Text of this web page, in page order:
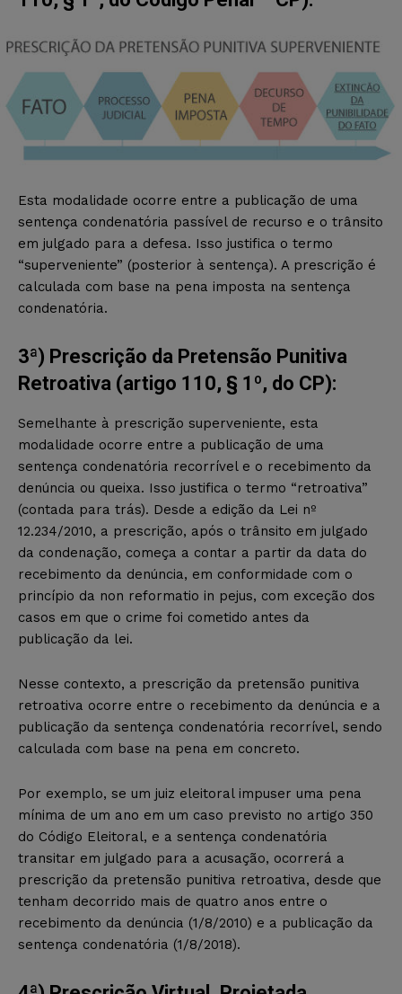
Esta modalidade ocorre entre a publicação de uma
sentença condenatória passível de recurso e o trânsito
em julgado para a defesa. Isso justifica o termo
“superveniente” (posterior à sentença). A prescrição é
calculada com base na pena imposta na sentença
condenatória.
3ª) Prescrição da Pretensão Punitiva
Retroativa (artigo 110, § 1º, do CP):
Semelhante à prescrição superveniente, esta
modalidade ocorre entre a publicação de uma
sentença condenatória recorrível e o recebimento da
denúncia ou queixa. Isso justifica o termo “retroativa”
(contada para trás). Desde a edição da Lei nº
12.234/2010, a prescrição, após o trânsito em julgado
da condenação, começa a contar a partir da data do
recebimento da denúncia, em conformidade com o
princípio da non reformatio in pejus, com exceção dos
casos em que o crime foi cometido antes da
publicação da lei.
Nesse contexto, a prescrição da pretensão punitiva
retroativa ocorre entre o recebimento da denúncia e a
publicação da sentença condenatória recorrível, sendo
calculada com base na pena em concreto.
Por exemplo, se um juiz eleitoral impuser uma pena
mínima de um ano em um caso previsto no artigo 350
do Código Eleitoral, e a sentença condenatória
transitar em julgado para a acusação, ocorrerá a
prescrição da pretensão punitiva retroativa, desde que
tenham decorrido mais de quatro anos entre o
recebimento da denúncia (1/8/2010) e a publicação da
sentença condenatória (1/8/2018).